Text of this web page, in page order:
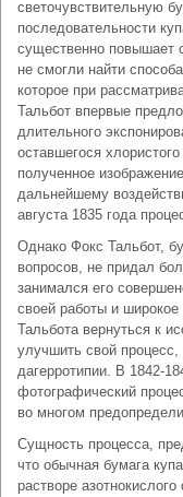
светочувствительную
последовательности
существенно повышает
не смогли найти
которое при
Тальбот впервые
длительного
оставшегося
полученное
дальнейшему
августа 1835 года
Однако Фокс Тальбот,
вопросов, не придал
занимался его
своей работы и широкое
Тальбота вернуться к
улучшить свой
дагерротипии. В 1842-
фотографический
во многом
Сущность процесса,
что обычная бумага
растворе